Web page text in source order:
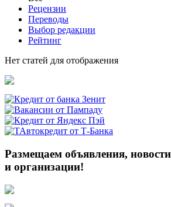
Рецензии
Переводы
Выбор редакции
Рейтинг
Нет статей для отображения
Размещаем объявления,
и организации!